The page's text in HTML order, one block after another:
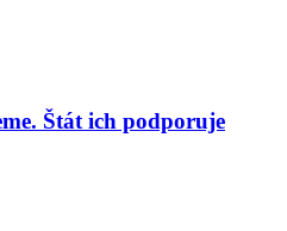
Štát ich podporuje